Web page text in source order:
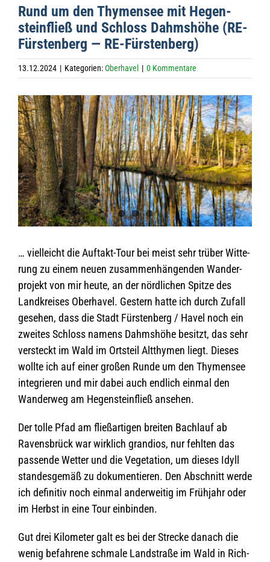
Rund um den Thy­men­see mit Hegen­
stein­fließ und Schloss Dahms­höhe (RE-
Fürs­ten­berg — RE-Fürstenberg)
13.12.2024 | Kategorien:Oberhavel | 0 Kommentare
Zeige
grösseres
Bild
… viel­leicht die Auf­takt-Tour bei meist sehr trü­ber Wit­te­
rung zu einem neuen zusam­men­hän­gen­den Wan­der­
pro­jekt von mir heute, an der nörd­li­chen Spitze des
Land­krei­ses Ober­ha­vel. Ges­tern hatte ich durch Zufall
gese­hen, dass die Stadt Fürs­ten­berg / Havel noch ein
zwei­tes Schloss namens Dahms­höhe besitzt, das sehr
ver­steckt im Wald im Orts­teil Alt­thy­men liegt. Die­ses
wollte ich auf einer gro­ßen Runde um den Thy­men­see
inte­grie­ren und mir dabei auch end­lich ein­mal den
Wan­der­weg am Hegen­stein­fließ ansehen.
Der tolle Pfad am fließ­ar­ti­gen brei­ten Bach­lauf ab
Ravens­brück war wirk­lich gran­dios, nur fehl­ten das
pas­sende Wet­ter und die Vege­ta­tion, um die­ses Idyll
stan­des­ge­mäß zu doku­men­tie­ren. Den Abschnitt werde
ich defi­ni­tiv noch ein­mal ander­wei­tig im Früh­jahr oder
im Herbst in eine Tour einbinden.
Gut drei Kilo­me­ter galt es bei der Stre­cke danach die
wenig befah­rene schmale Land­straße im Wald in Rich­